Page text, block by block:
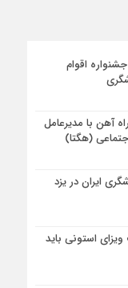
اقوام
آهن با مدیرعامل
(هگتا)
ایران در یزد
استونی باید